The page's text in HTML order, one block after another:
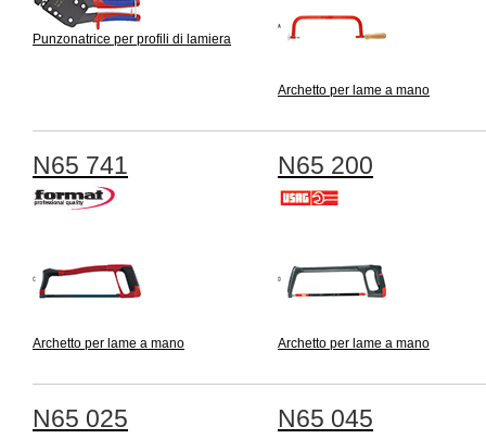
Punzonatrice per profili di lamiera
Archetto per lame a mano
N65 741
Archetto per lame a mano
N65 200
Archetto per lame a mano
N65 025 N65 045